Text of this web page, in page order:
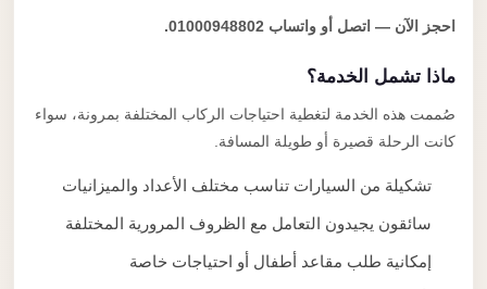
احجز الآن — اتصل أو واتساب 01000948802.
ماذا تشمل الخدمة؟
صُممت هذه الخدمة لتغطية احتياجات الركاب المختلفة بمرونة، سواء
كانت الرحلة قصيرة أو طويلة المسافة.
تشكيلة من السيارات تناسب مختلف الأعداد والميزانيات
سائقون يجيدون التعامل مع الظروف المرورية المختلفة
إمكانية طلب مقاعد أطفال أو احتياجات خاصة